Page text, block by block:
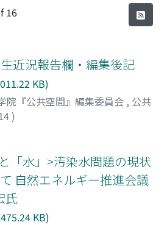
16
近況報告欄・編集後記
KB)
院『公共空間』編集委員会 , 公共
)
「水」>汚染水問題の現状
自然エネルギー推進会議
氏
KB)